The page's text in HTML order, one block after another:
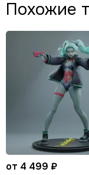
Похожие
от 4 499 ₽